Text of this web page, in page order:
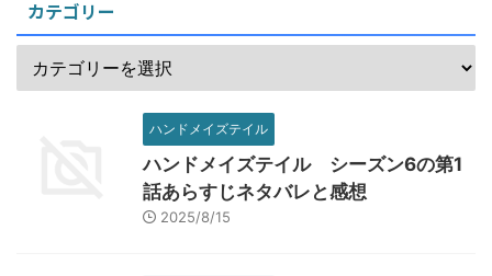
カテゴリー
ハンドメイズテイル
ハンドメイズテイル シーズン6の第1
話あらすじネタバレと感想
2025/8/15